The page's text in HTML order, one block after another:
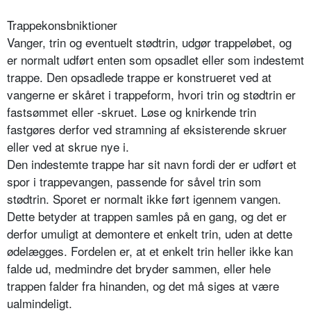
Trappekonsbniktioner
Vanger, trin og eventuelt stødtrin, udgør trappeløbet, og
er normalt udført enten som opsadlet eller som indestemt
trappe. Den opsadlede trappe er konstrueret ved at
vangerne er skåret i trappeform, hvori trin og stødtrin er
fastsømmet eller -skruet. Løse og knirkende trin
fastgøres derfor ved stramning af eksisterende skruer
eller ved at skrue nye i.
Den indestemte trappe har sit navn fordi der er udført et
spor i trappevangen, passende for såvel trin som
stødtrin. Sporet er normalt ikke ført igennem vangen.
Dette betyder at trappen samles på en gang, og det er
derfor umuligt at demontere et enkelt trin, uden at dette
ødelægges. Fordelen er, at et enkelt trin heller ikke kan
falde ud, medmindre det bryder sammen, eller hele
trappen falder fra hinanden, og det må siges at være
ualmindeligt.